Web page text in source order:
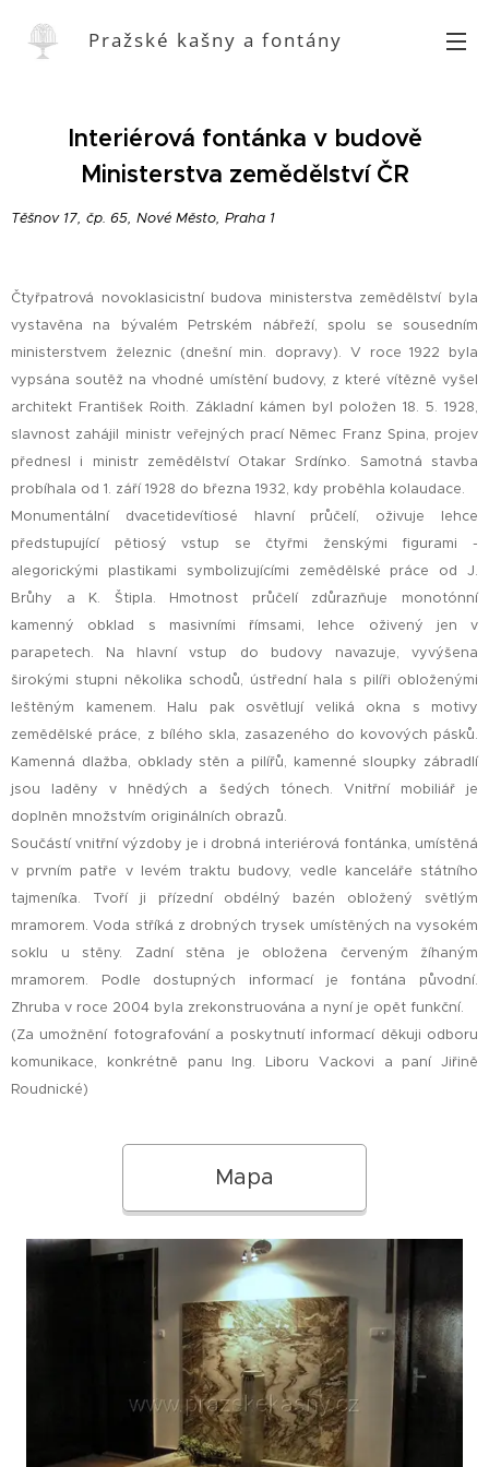
Pražské kašny a fontány
Interiérová fontánka v budově
Ministerstva zemědělství ČR
Těšnov 17, čp. 65, Nové Město, Praha 1
Čtyřpatrová novoklasicistní budova ministerstva zemědělství byla
vystavěna na bývalém Petrském nábřeží, spolu se sousedním
ministerstvem železnic (dnešní min. dopravy). V roce 1922 byla
vypsána soutěž na vhodné umístění budovy, z které vítězně vyšel
architekt František Roith. Základní kámen byl položen 18. 5. 1928,
slavnost zahájil ministr veřejných prací Němec Franz Spina, projev
přednesl i ministr zemědělství Otakar Srdínko. Samotná stavba
probíhala od 1. září 1928 do března 1932, kdy proběhla kolaudace.
Monumentální dvacetidevítiosé hlavní průčelí, oživuje lehce
předstupující pětiosý vstup se čtyřmi ženskými figurami -
alegorickými plastikami symbolizujícími zemědělské práce od J.
Brůhy a K. Štipla. Hmotnost průčelí zdůrazňuje monotónní
kamenný obklad s masivními římsami, lehce oživený jen v
parapetech. Na hlavní vstup do budovy navazuje, vyvýšena
širokými stupni několika schodů, ústřední hala s pilíři obloženými
leštěným kamenem. Halu pak osvětlují veliká okna s motivy
zemědělské práce, z bílého skla, zasazeného do kovových pásků.
Kamenná dlažba, obklady stěn a pilířů, kamenné sloupky zábradlí
jsou laděny v hnědých a šedých tónech. Vnitřní mobiliář je
doplněn množstvím originálních obrazů.
Součástí vnitřní výzdoby je i drobná interiérová fontánka, umístěná
v prvním patře v levém traktu budovy, vedle kanceláře státního
tajmeníka. Tvoří ji přízední obdélný bazén obložený světlým
mramorem. Voda stříká z drobných trysek umístěných na vysokém
soklu u stěny. Zadní stěna je obložena červeným žíhaným
mramorem. Podle dostupných informací je fontána původní.
Zhruba v roce 2004 byla zrekonstruována a nyní je opět funkční.
(Za umožnění fotografování a poskytnutí informací děkuji odboru
komunikace, konkrétně panu Ing. Liboru Vackovi a paní Jiřině
Roudnické)
Mapa